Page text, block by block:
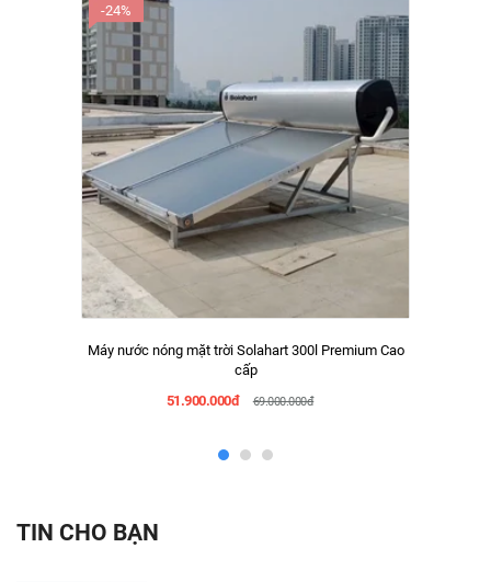
-24%
Máy nước nóng mặt trời Solahart 300l Premium Cao
cấp
51.900.000đ
69.000.000đ
TIN CHO BẠN